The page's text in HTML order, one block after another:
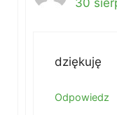
30
dziękuję
Odpowiedz